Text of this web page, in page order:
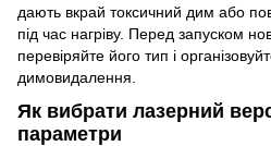
дають вкрай токсичний дим або
під час нагріву. Перед запуском
перевіряйте його тип і
димовидалення.
Як вибрати лазерний
параметри